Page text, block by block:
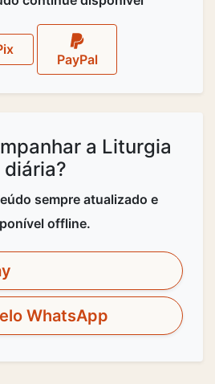
PayPal
a Liturgia
diária?
sempre atualizado e
offline.
WhatsApp